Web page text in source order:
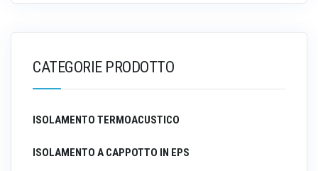
CATEGORIE PRODOTTO
ISOLAMENTO TERMOACUSTICO
ISOLAMENTO A CAPPOTTO IN EPS